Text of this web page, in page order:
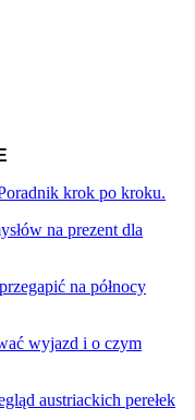
krok po kroku.
na prezent dla
na północy
wyjazd i o czym
austriackich perełek